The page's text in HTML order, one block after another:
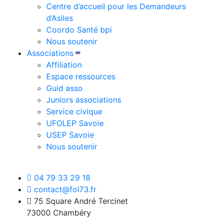
Centre d’accueil pour les Demandeurs
d’Asiles
Coordo Santé bpi
Nous soutenir
Associations
Affiliation
Espace ressources
Guid asso
Juniors associations
Service civique
UFOLEP Savoie
USEP Savoie
Nous soutenir
04 79 33 29 18
contact@fol73.fr
75 Square André Tercinet
73000 Chambéry